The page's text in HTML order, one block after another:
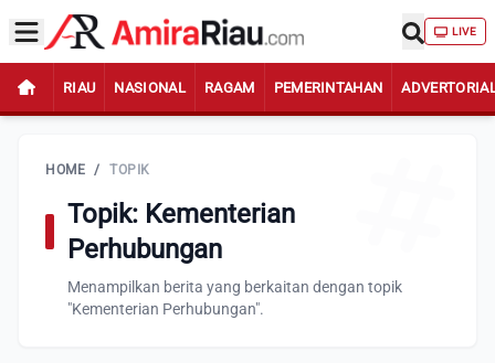
LIVE
RIAU NASIONAL RAGAM PEMERINTAHAN
HOME / TOPIK
Topik: Kementerian
Perhubungan
Menampilkan berita yang berkaitan dengan topik
"Kementerian Perhubungan".